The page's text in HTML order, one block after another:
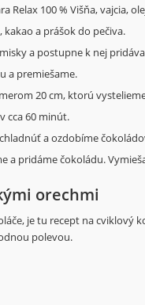
Relax 100 % Višňa, vajcia,
a prášok do pečiva.
a postupne k nej
a premiešame.
20 cm, ktorú
cca 60 minút.
a ozdobíme
a pridáme čokoládu.
orechmi
je tu recept na cviklový
polevou.